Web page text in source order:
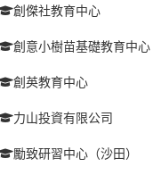
創傑社教育中心
創意小樹苗基礎教育中心
創英教育中心
力山投資有限公司
勵致研習中心（沙田）